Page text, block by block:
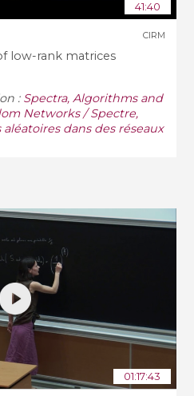
41:40
low-rank matrices
CIRM
: Spectra, Algorithms and
Networks / Spectre,
dans des réseaux
01:17:43